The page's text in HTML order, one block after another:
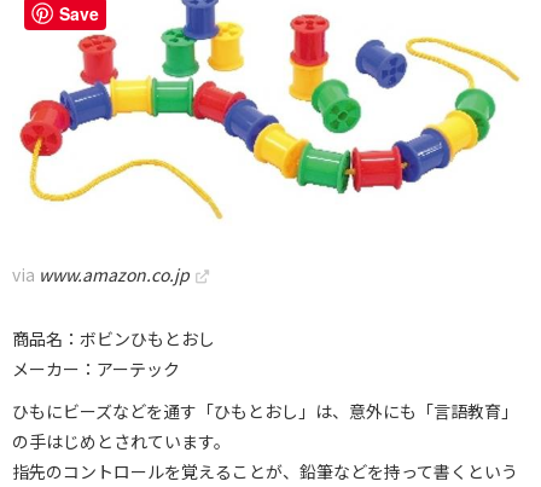
via www.amazon.co.jp
商品名：ボビンひもとおし
メーカー：アーテック
ひもにビーズなどを通す「ひもとおし」は、意外にも「言語教育」
の手はじめとされています。
指先のコントロールを覚えることが、鉛筆などを持って書くという
Save